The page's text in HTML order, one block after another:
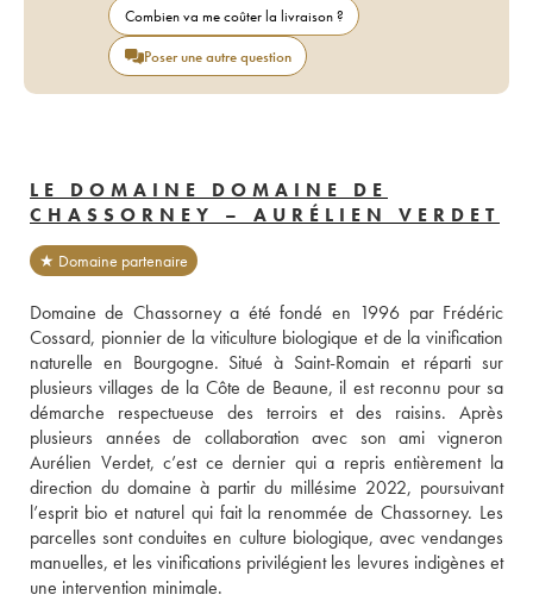
Combien va me coûter la livraison ?
Poser une autre question
LE DOMAINE DOMAINE DE
CHASSORNEY – AURÉLIEN VERDET
★ Domaine partenaire
Domaine de Chassorney a été fondé en 1996 par Frédéric
Cossard, pionnier de la viticulture biologique et de la vinification
naturelle en Bourgogne. Situé à Saint-Romain et réparti sur
plusieurs villages de la Côte de Beaune, il est reconnu pour sa
démarche respectueuse des terroirs et des raisins. Après
plusieurs années de collaboration avec son ami vigneron
Aurélien Verdet, c’est ce dernier qui a repris entièrement la
direction du domaine à partir du millésime 2022, poursuivant
l’esprit bio et naturel qui fait la renommée de Chassorney. Les
parcelles sont conduites en culture biologique, avec vendanges
manuelles, et les vinifications privilégient les levures indigènes et
une intervention minimale.